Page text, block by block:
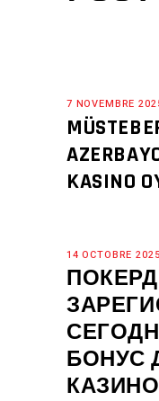
7 NOVEMBRE
KASINO
14 OCTOBRE 2025
БОНУС